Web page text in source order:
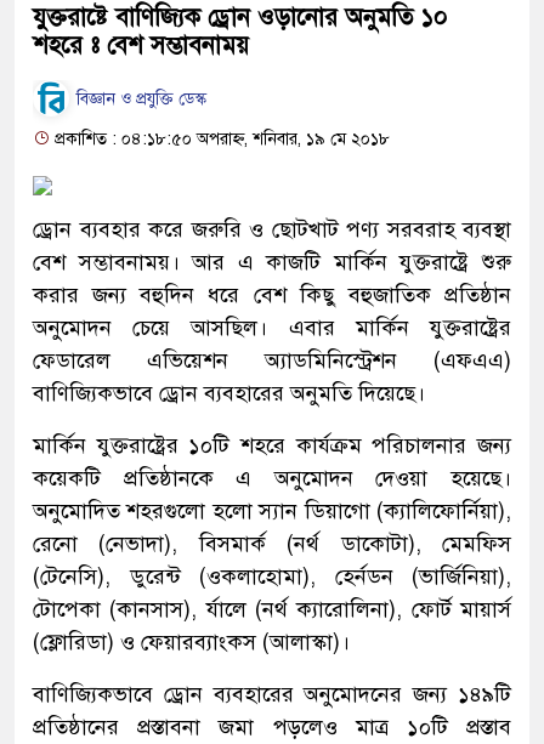
যুক্তরাষ্টে বাণিজ্যিক ড্রোন ওড়ানোর অনুমতি ১০
শহরে ঃ বেশ সম্ভাবনাময়
বিজ্ঞান ও প্রযুক্তি ডেস্ক
প্রকাশিত : ০৪:১৮:৫০ অপরাহ্ন, শনিবার, ১৯ মে ২০১৮
ড্রোন ব্যবহার করে জরুরি ও ছোটখাট পণ্য সরবরাহ ব্যবস্থা
বেশ সম্ভাবনাময়। আর এ কাজটি মার্কিন যুক্তরাষ্ট্রে শুরু
করার জন্য বহুদিন ধরে বেশ কিছু বহুজাতিক প্রতিষ্ঠান
অনুমোদন চেয়ে আসছিল। এবার মার্কিন যুক্তরাষ্ট্রের
ফেডারেল এভিয়েশন অ্যাডমিনিস্ট্রেশন (এফএএ)
বাণিজ্যিকভাবে ড্রোন ব্যবহারের অনুমতি দিয়েছে।
মার্কিন যুক্তরাষ্ট্রের ১০টি শহরে কার্যক্রম পরিচালনার জন্য
কয়েকটি প্রতিষ্ঠানকে এ অনুমোদন দেওয়া হয়েছে।
অনুমোদিত শহরগুলো হলো স্যান ডিয়াগো (ক্যালিফোর্নিয়া),
রেনো (নেভাদা), বিসমার্ক (নর্থ ডাকোটা), মেমফিস
(টেনেসি), ডুরেন্ট (ওকলাহোমা), হের্নডন (ভার্জিনিয়া),
টোপেকা (কানসাস), র্যালে (নর্থ ক্যারোলিনা), ফোর্ট মায়ার্স
(ফ্লোরিডা) ও ফেয়ারব্যাংকস (আলাস্কা)।
বাণিজ্যিকভাবে ড্রোন ব্যবহারের অনুমোদনের জন্য ১৪৯টি
প্রতিষ্ঠানের প্রস্তাবনা জমা পড়লেও মাত্র ১০টি প্রস্তাব